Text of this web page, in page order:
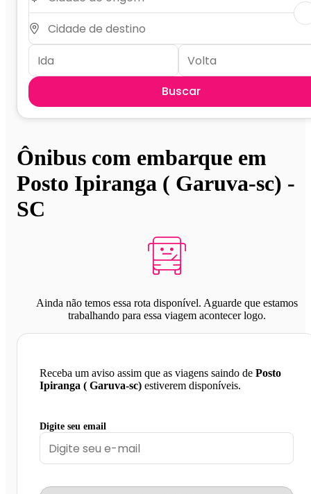
Buscar
Ônibus com embarque em
Posto Ipiranga ( Garuva-sc) -
SC
Ainda não temos essa rota disponível. Aguarde que estamos
trabalhando para essa viagem acontecer logo.
Receba um aviso assim que as viagens saindo de Posto
Ipiranga ( Garuva-sc) estiverem disponíveis.
Digite seu email